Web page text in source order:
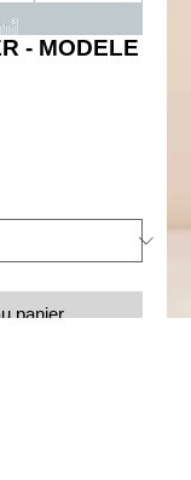
- MODELE
panier